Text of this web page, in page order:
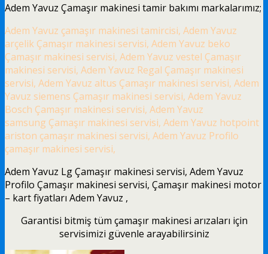
Adem Yavuz Çamaşır makinesi tamir bakımı markalarımız;
Adem Yavuz çamaşır makinesi tamircisi, Adem Yavuz
arçelik Çamaşır makinesi servisi, Adem Yavuz beko
Çamaşır makinesi servisi, Adem Yavuz vestel Çamaşır
makinesi servisi, Adem Yavuz Regal Çamaşır makinesi
servisi, Adem Yavuz altus Çamaşır makinesi servisi, Adem
Yavuz siemens Çamaşır makinesi servisi, Adem Yavuz
Bosch Çamaşır makinesi servisi, Adem Yavuz
samsung Çamaşır makinesi servisi, Adem Yavuz hotpoint
ariston çamaşır makinesi servisi, Adem Yavuz Profilo
çamaşır makinesi servisi,
Adem Yavuz Lg Çamaşır makinesi servisi, Adem Yavuz
Profilo Çamaşır makinesi servisi, Çamaşır makinesi motor
– kart fiyatları Adem Yavuz ,
Garantisi bitmiş tüm çamaşır makinesi arızaları için
servisimizi güvenle arayabilirsiniz